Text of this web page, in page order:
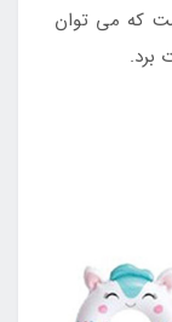
که می توان
برد.